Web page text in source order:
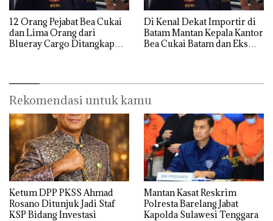
12 Orang Pejabat Bea Cukai
dan Lima Orang dari
Blueray Cargo Ditangkap
Di Kenal Dekat Importir di
Batam Mantan Kepala Kantor
Bea Cukai Batam dan Eks
Rekomendasi untuk kamu
Ketum DPP PKSS Ahmad
Rosano Ditunjuk Jadi Staf
KSP Bidang Investasi
Mantan Kasat Reskrim
Polresta Barelang Jabat
Kapolda Sulawesi Tenggara